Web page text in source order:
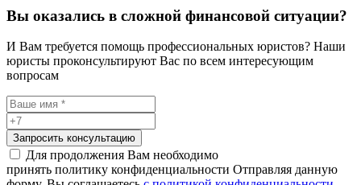
Вы оказались в сложной финансовой ситуации?
И Вам требуется помощь профессиональных юристов? Наши
юристы проконсультируют Вас по всем интересующим
вопросам
Запросить консультацию
Для продолжения Вам необходимо
принять политику конфиденциальности Отправляя данную